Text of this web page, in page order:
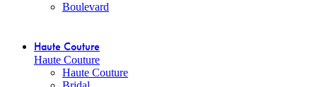
Boulevard
Haute Couture
Haute Couture
Haute Couture